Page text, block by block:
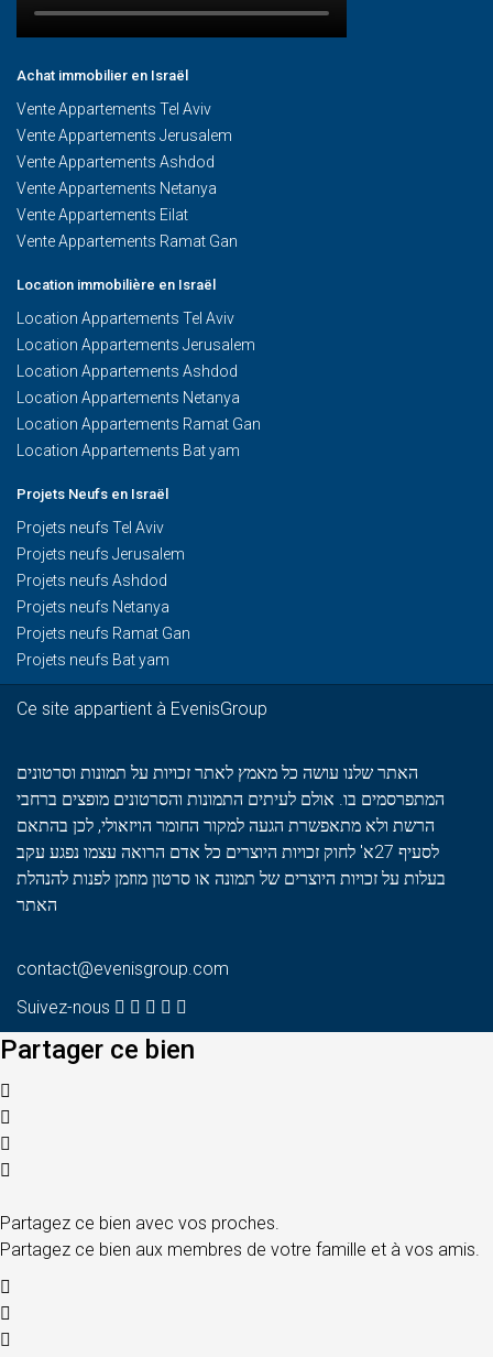
Achat immobilier en Israël
Vente Appartements Tel Aviv
Vente Appartements Jerusalem
Vente Appartements Ashdod
Vente Appartements Netanya
Vente Appartements Eilat
Vente Appartements Ramat Gan
Location immobilière en Israël
Location Appartements Tel Aviv
Location Appartements Jerusalem
Location Appartements Ashdod
Location Appartements Netanya
Location Appartements Ramat Gan
Location Appartements Bat yam
Projets Neufs en Israël
Projets neufs Tel Aviv
Projets neufs Jerusalem
Projets neufs Ashdod
Projets neufs Netanya
Projets neufs Ramat Gan
Projets neufs Bat yam
Ce site appartient à EvenisGroup
האתר שלנו עושה כל מאמץ לאתר זכויות על תמונות וסרטונים
המתפרסמים בו. אולם לעיתים התמונות והסרטונים מופצים ברחבי
הרשת ולא מתאפשרת הגעה למקור החומר הויזאולי, לכן בהתאם
לסעיף 27א' לחוק זכויות היוצרים כל אדם הרואה עצמו נפגע עקב
בעלות על זכויות היוצרים של תמונה או סרטון מוזמן לפנות להנהלת
האתר
contact@evenisgroup.com
Suivez-nous
Partager ce bien
Partagez ce bien avec vos proches.
Partagez ce bien aux membres de votre famille et à vos amis.